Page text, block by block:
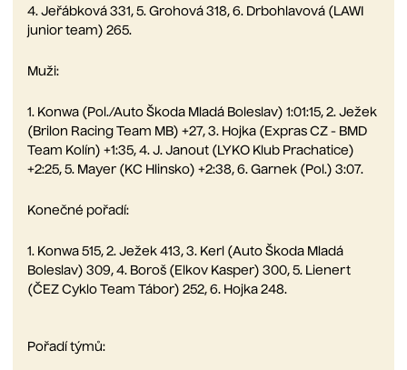
4. Jeřábková 331, 5. Grohová 318, 6. Drbohlavová (LAWI
junior team) 265.
Muži:
1. Konwa (Pol./Auto Škoda Mladá Boleslav) 1:01:15, 2. Ježek
(Brilon Racing Team MB) +27, 3. Hojka (Expras CZ - BMD
Team Kolín) +1:35, 4. J. Janout (LYKO Klub Prachatice)
+2:25, 5. Mayer (KC Hlinsko) +2:38, 6. Garnek (Pol.) 3:07.
Konečné pořadí:
1. Konwa 515, 2. Ježek 413, 3. Kerl (Auto Škoda Mladá
Boleslav) 309, 4. Boroš (Elkov Kasper) 300, 5. Lienert
(ČEZ Cyklo Team Tábor) 252, 6. Hojka 248.
Pořadí týmů: